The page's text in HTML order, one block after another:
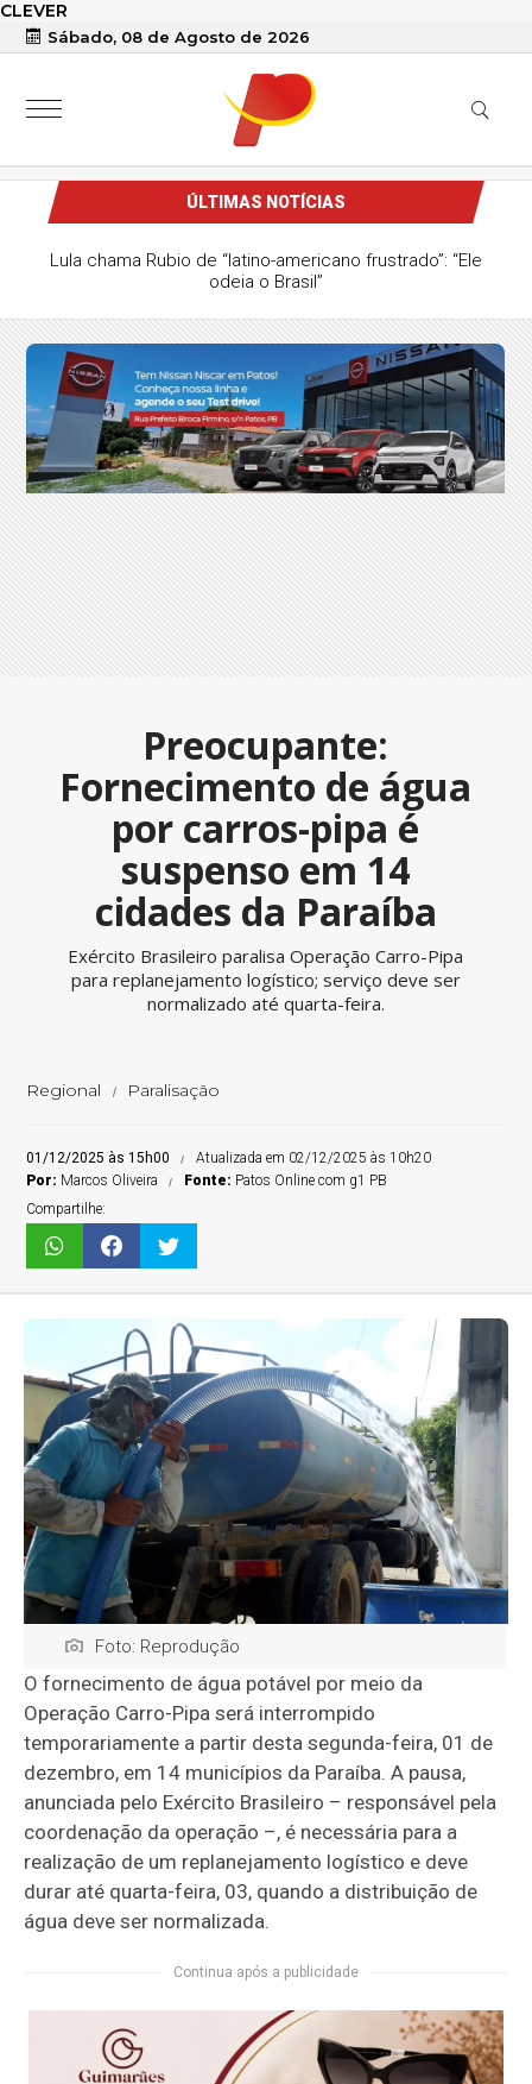
CLEVER
Sábado, 08 de Agosto de 2026
ÚLTIMAS NOTÍCIAS
Lula chama Rubio de “latino-americano frustrado”: “Ele
odeia o Brasil”
Preocupante:
Fornecimento de água
por carros-pipa é
suspenso em 14
cidades da Paraíba
Exército Brasileiro paralisa Operação Carro-Pipa
para replanejamento logístico; serviço deve ser
normalizado até quarta-feira.
Regional Paralisação
01/12/2025 às 15h00
Atualizada em 02/12/2025 às 10h20
Por: Marcos Oliveira Fonte: Patos Online com g1 PB
Compartilhe:
Foto: Reprodução
O fornecimento de água potável por meio da
Operação Carro-Pipa será interrompido
temporariamente a partir desta segunda-feira, 01 de
dezembro, em 14 municípios da Paraíba. A pausa,
anunciada pelo Exército Brasileiro – responsável pela
coordenação da operação –, é necessária para a
realização de um replanejamento logístico e deve
durar até quarta-feira, 03, quando a distribuição de
água deve ser normalizada.
Continua após a publicidade